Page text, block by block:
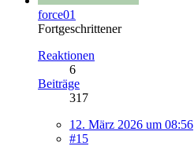
force01
Fortgeschrittener
Reaktionen
6
Beiträge
317
12. März 2026 um 08:56
#15